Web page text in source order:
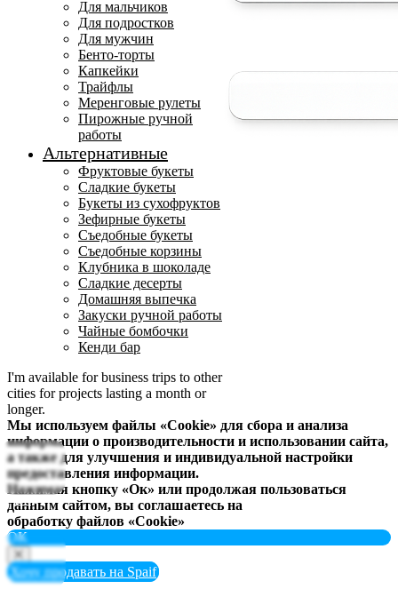
Для мальчиков
Для подростков
Для мужчин
Бенто-торты
Капкейки
Трайфлы
Меренговые рулеты
Пирожные ручной
работы
Альтернативные
Фруктовые букеты
Сладкие букеты
Букеты из сухофруктов
Зефирные букеты
Съедобные букеты
Съедобные корзины
Клубника в шоколаде
Сладкие десерты
Домашняя выпечка
Закуски ручной работы
Чайные бомбочки
Кенди бар
I'm available for business trips to other
cities for projects lasting a month or
longer.
Мы используем файлы «Cookie» для сбора и анализа
информации о производительности и использовании сайта,
а также для улучшения и индивидуальной настройки
предоставления информации.
Нажимая кнопку «Ок» или продолжая пользоваться
данным сайтом, вы соглашаетесь на
обработку файлов «Cookie»
ОК
Хочу продавать на Spaif